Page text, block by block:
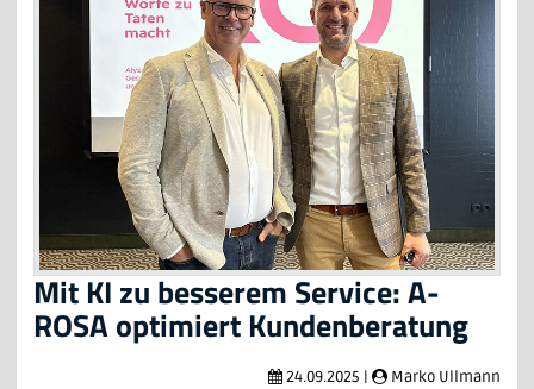
Mit KI zu besserem Service: A-
ROSA optimiert Kundenberatung
24.09.2025 | Marko Ullmann